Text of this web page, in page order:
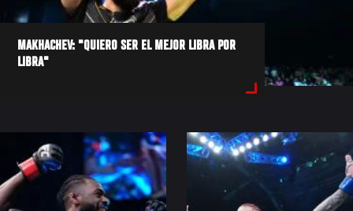
MAKHACHEV: "QUIERO SER EL MEJOR LIBRA POR
LIBRA"